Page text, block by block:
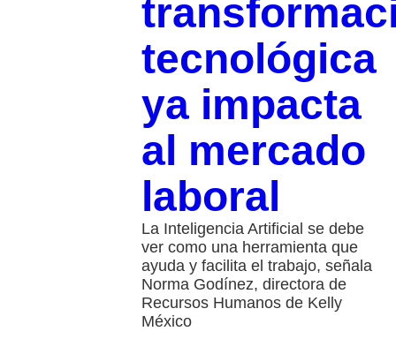
tecnológica
ya impacta
al mercado
laboral
La Inteligencia Artificial se debe
ver como una herramienta que
ayuda y facilita el trabajo, señala
Norma Godínez, directora de
Recursos Humanos de Kelly
México